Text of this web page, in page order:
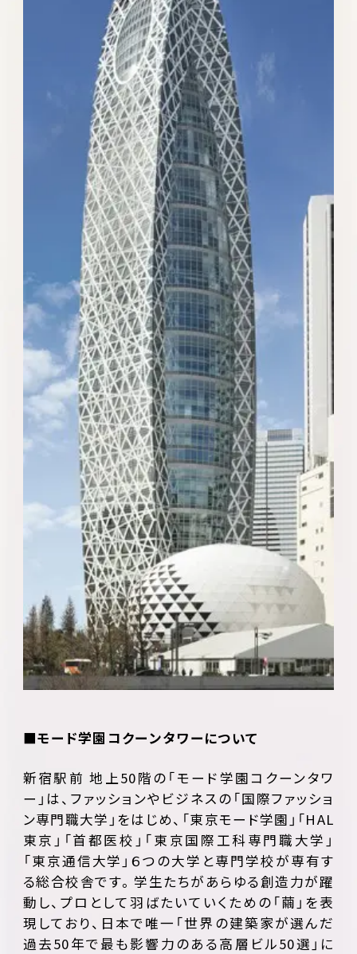
■モード学園コクーンタワーについて
新宿駅前 地上50階の「モード学園コクーンタワ
ー」は、ファッションやビジネスの「国際ファッショ
ン専門職大学」をはじめ、「東京モード学園」「HAL
東京」「首都医校」「東京国際工科専門職大学」
「東京通信大学」６つの大学と専門学校が専有す
る総合校舎です。学生たちがあらゆる創造力が躍
動し、プロとして羽ばたいていくための「繭」を表
現しており、日本で唯一「世界の建築家が選んだ
過去50年で最も影響力のある高層ビル50選」に